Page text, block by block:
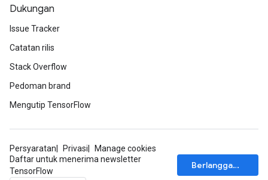
Dukungan
Issue Tracker
Catatan rilis
Stack Overflow
Pedoman brand
Mengutip TensorFlow
Persyaratan Privasi
Manage cookies
Daftar untuk menerima newsletter
TensorFlow
Berlangganan